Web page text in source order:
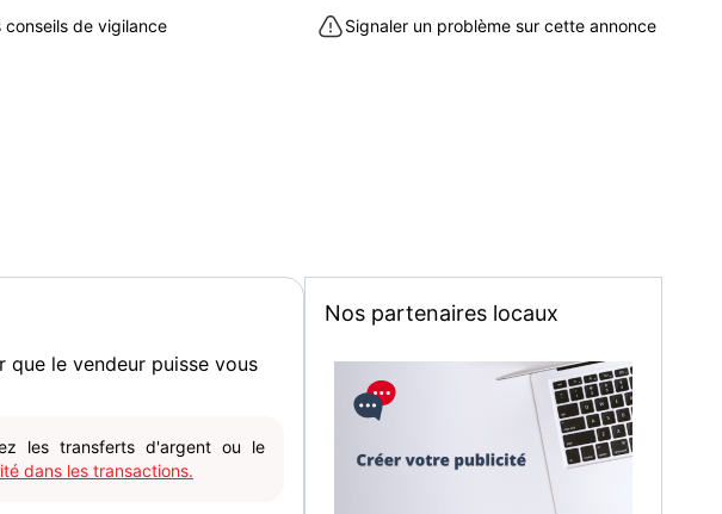
à vendre à Neuilly-sur-Seine (92200)
conseils de vigilance Signaler un problème sur cette annonce
que le vendeur puisse vous
les transferts d'argent ou le
dans les transactions.
Nos partenaires locaux